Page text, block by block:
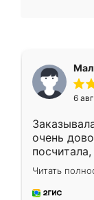
6
очень
Замерщик
делу со
за день,
Читать